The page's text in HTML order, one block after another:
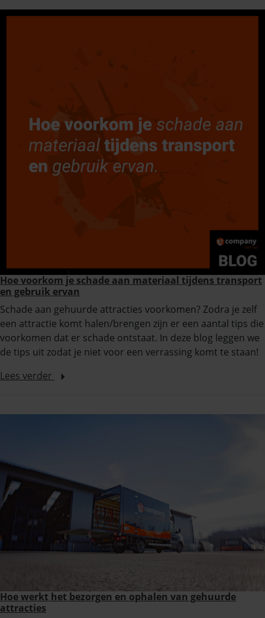
Hoe voorkom je schade aan materiaal tijdens transport
en gebruik ervan
Schade aan gehuurde attracties voorkomen? Zodra je zelf
een attractie komt halen/brengen zijn er een aantal tips die
voorkomen dat er schade ontstaat. In deze blog leggen we
de tips uit zodat je niet voor een verrassing komt te staan!
Lees verder
Hoe werkt het bezorgen en ophalen van gehuurde
attracties